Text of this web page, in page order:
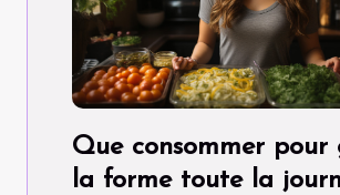
Que consommer pour
la forme toute la